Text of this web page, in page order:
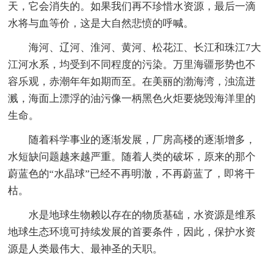
天，它会消失的。如果我们再不珍惜水资源，最后一滴
水将与血等价，这是大自然悲愤的呼喊。
海河、辽河、淮河、黄河、松花江、长江和珠江7大
江河水系，均受到不同程度的污染。万里海疆形势也不
容乐观，赤潮年年如期而至。在美丽的渤海湾，浊流迸
溅，海面上漂浮的油污像一柄黑色火炬要烧毁海洋里的
生命。
随着科学事业的逐渐发展，厂房高楼的逐渐增多，
水短缺问题越来越严重。随着人类的破坏，原来的那个
蔚蓝色的“水晶球”已经不再明澈，不再蔚蓝了，即将干
枯。
水是地球生物赖以存在的物质基础，水资源是维系
地球生态环境可持续发展的首要条件，因此，保护水资
源是人类最伟大、最神圣的天职。